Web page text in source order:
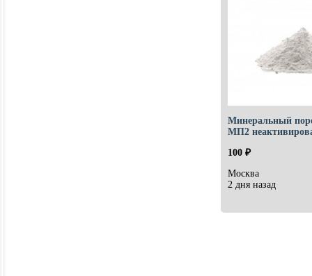
Минеральный
МП2
100 ₽
Москва
2 дня назад